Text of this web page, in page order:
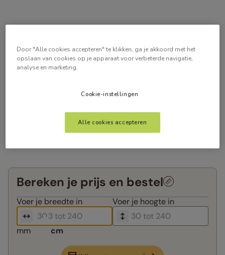
Bereken je prijs en bestel
Voer je breedte in Voer je hoogte in
mm cm
Door "Alle cookies accepteren" te klikken, ga je akkoord met het
opslaan van cookies op je apparaat voor verbeterde navigatie,
analyse en marketing.
Cookie-instellingen
Alle cookies accepteren